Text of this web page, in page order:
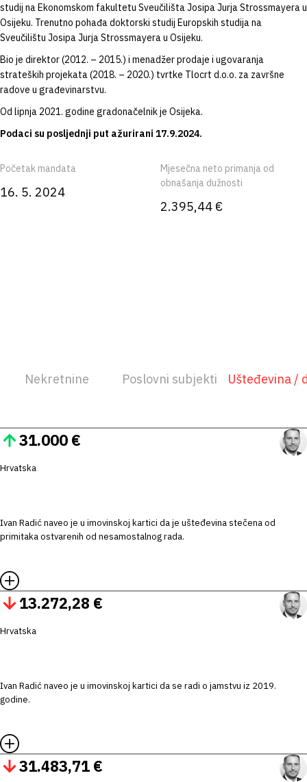
studij na Ekonomskom fakultetu Sveučilišta Josipa Jurja Strossmayera u
Osijeku. Trenutno pohađa doktorski studij Europskih studija na
Sveučilištu Josipa Jurja Strossmayera u Osijeku.
Bio je direktor (2012. – 2015.) i menadžer prodaje i ugovaranja
strateških projekata (2018. – 2020.) tvrtke Tlocrt d.o.o. za završne
radove u građevinarstvu.
Od lipnja 2021. godine gradonačelnik je Osijeka.
Podaci su posljednji put ažurirani 17.9.2024.
Početak mandata
16. 5. 2024
Mjesečna neto primanja od
obnašanja dužnosti
2.395,44 €
Nekretnine Poslovni subjekti Ušteđevina /
31.000 €
Hrvatska
Ivan Radić naveo je u imovinskoj kartici da je ušteđevina stečena od
primitaka ostvarenih od nesamostalnog rada.
13.272,28 €
Hrvatska
Ivan Radić naveo je u imovinskoj kartici da se radi o jamstvu iz 2019.
godine.
31.483,71 €